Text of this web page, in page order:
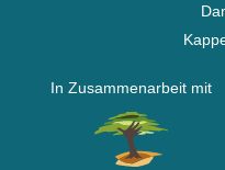
In Zusammenarbeit mit